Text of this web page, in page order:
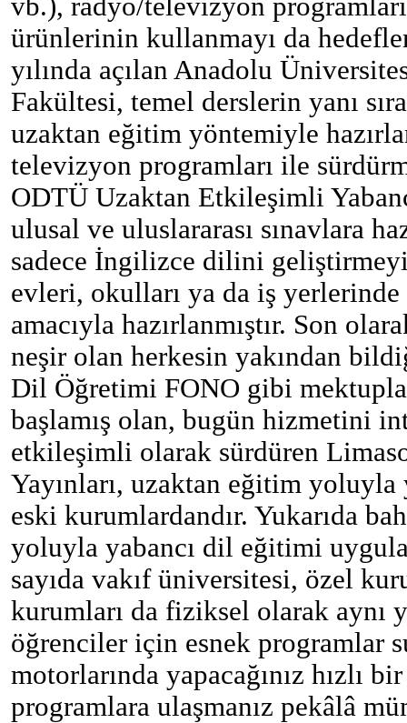
vb.), radyo/televizyon
ürünlerinin kullanmayı da
yılında açılan Anadolu
Fakültesi, temel derslerin yanı
uzaktan eğitim yöntemiyle
televizyon programları ile
ODTÜ Uzaktan Etkileşimli
ulusal ve uluslararası sınavlara
sadece İngilizce dilini
evleri, okulları ya da iş
amacıyla hazırlanmıştır. Son
neşir olan herkesin yakından
Dil Öğretimi FONO gibi
başlamış olan, bugün hizmetini
etkileşimli olarak sürdüren
Yayınları, uzaktan eğitim yoluyla
eski kurumlardandır. Yukarıda
yoluyla yabancı dil eğitimi
sayıda vakıf üniversitesi, özel
kurumları da fiziksel olarak aynı
öğrenciler için esnek programlar
motorlarında yapacağınız hızlı
programlara ulaşmanız pekâlâ